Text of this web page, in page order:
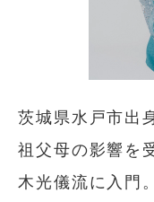
茨城県水戸市出
祖父母の影響を
木光儀流に入門